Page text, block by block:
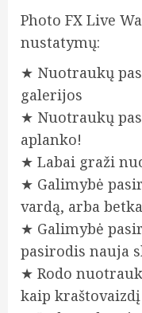
Photo FX Live
nustatymų:
★ Nuotraukų
galerijos
★ Nuotraukų
aplanko!
★ Labai graži
★ Galimybė
vardą, arba
★ Galimybė
pasirodis nauja
★ Rodo
kaip kraštovaizdį